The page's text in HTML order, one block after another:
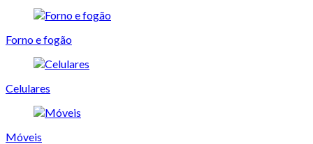
Forno e fogão
Celulares
Móveis